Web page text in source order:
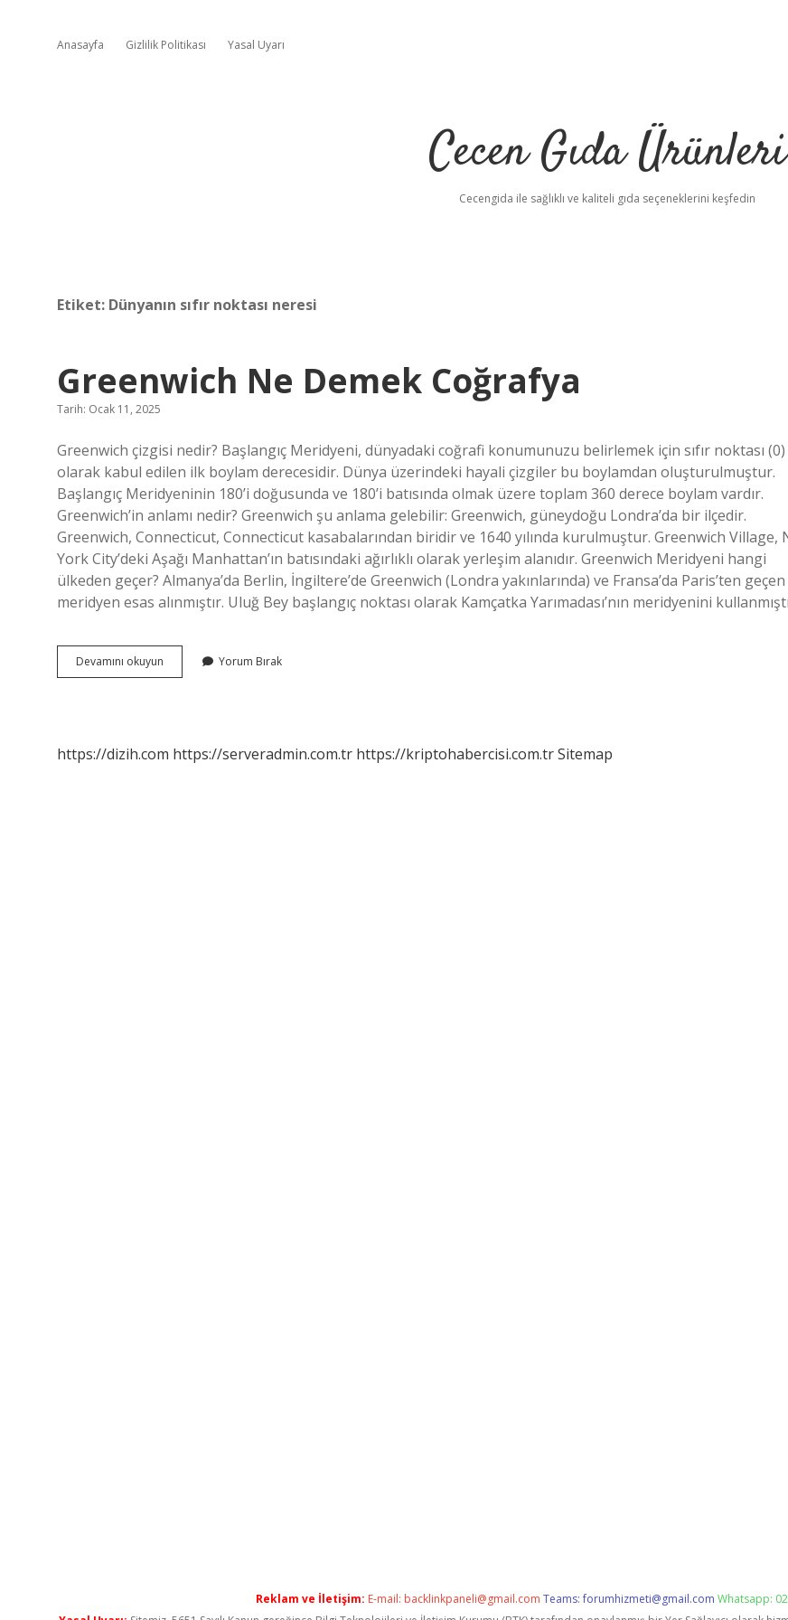
Anasayfa Gizlilik Politikası Yasal Uyarı
Cecen Gıda Ürünleri
Cecengida ile sağlıklı ve kaliteli gıda seçeneklerini keşfedin
Etiket: Dünyanın sıfır noktası neresi
Greenwich Ne Demek Coğrafya
Tarih: Ocak 11, 2025
Greenwich çizgisi nedir? Başlangıç ​​Meridyeni, dünyadaki coğrafi konumunuzu belirlemek için sıfır noktası (0)
olarak kabul edilen ilk boylam derecesidir. Dünya üzerindeki hayali çizgiler bu boylamdan oluşturulmuştur.
Başlangıç ​​Meridyeninin 180’i doğusunda ve 180’i batısında olmak üzere toplam 360 derece boylam vardır.
Greenwich’in anlamı nedir? Greenwich şu anlama gelebilir: Greenwich, güneydoğu Londra’da bir ilçedir.
Greenwich, Connecticut, Connecticut kasabalarından biridir ve 1640 yılında kurulmuştur. Greenwich Village,
York City’deki Aşağı Manhattan’ın batısındaki ağırlıklı olarak yerleşim alanıdır. Greenwich Meridyeni hangi
ülkeden geçer? Almanya’da Berlin, İngiltere’de Greenwich (Londra yakınlarında) ve Fransa’da Paris’ten geçen
meridyen esas alınmıştır. Uluğ Bey başlangıç ​​noktası olarak Kamçatka Yarımadası’nın meridyenini
Devamını okuyun Greenwich
Ne
Yorum Bırak
https://dizih.com https://serveradmin.com.tr https://kriptohabercisi.com.trSitemap
Reklam ve İletişim: E-mail: backlinkpaneli@gmail.com Teams:forumhizmeti@gmail.com Whatsapp: